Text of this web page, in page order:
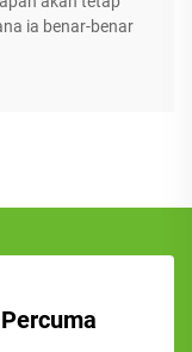
ia benar-benar